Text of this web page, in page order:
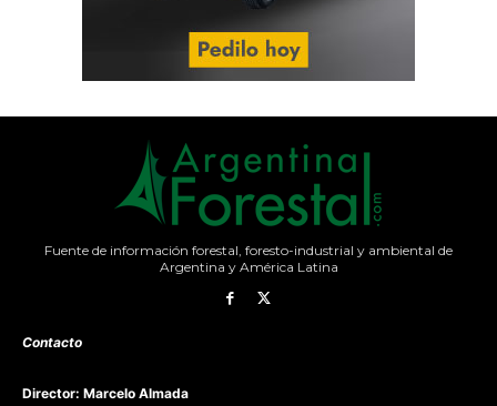
Fuente de información forestal, foresto-industrial y ambiental de
Argentina y América Latina
Contacto
Director: Marcelo Almada